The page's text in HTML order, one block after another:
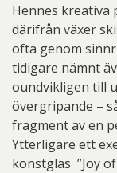
Hennes kreativa
därifrån växer
ofta genom
tidigare nämnt
oundvikligen till
övergripande –
fragment av en
Ytterligare ett
konstglas ”Joy